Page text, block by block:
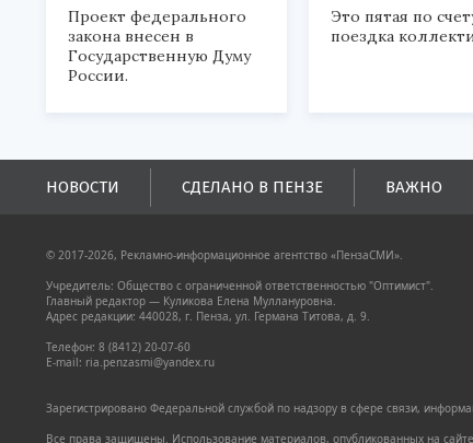
Проект федерального
закона внесен в
Государственную Думу
России.
Это пятая по
поездка
НОВОСТИ СДЕЛАНО В ПЕНЗЕ ВАЖНО
© 2017-2026, Рекламно-информационное агентство «ПензаСМИ».
Учредитель: Общество с ограниченной ответственностью "Оптимист".
Главный редактор — Куликова Елена Муллануровна.
Адрес редакции: 440028, г. Пенза, ул. Германа Титова, д. 9.
Телефон: 8 (8412) 20-07-60
E-mail: ria.penzasmi@yandex.ru
Зарегистрировано Федеральной службой по надзору в сфере связи,
Все права защищены. Использование материалов, опубликованных на